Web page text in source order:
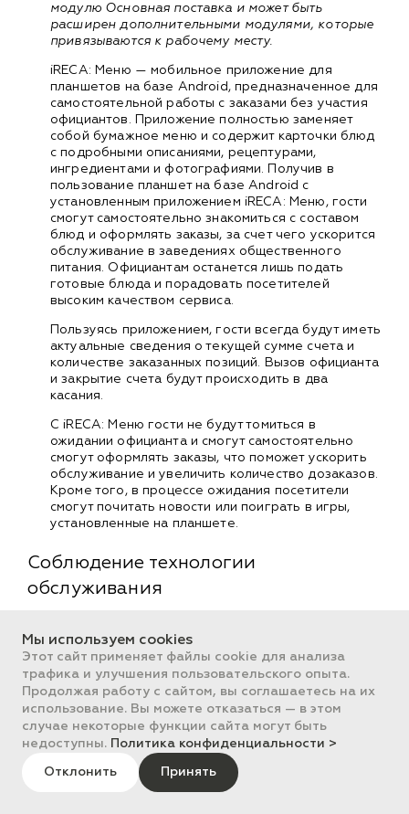
модулю Основная поставка и может быть
расширен дополнительными модулями, которые
привязываются к рабочему месту.
iRECA: Меню — мобильное приложение для
планшетов на базе Android, предназначенное для
самостоятельной работы с заказами без участия
официантов. Приложение полностью заменяет
собой бумажное меню и содержит карточки блюд
с подробными описаниями, рецептурами,
ингредиентами и фотографиями. Получив в
пользование планшет на базе Android с
установленным приложением iRECA: Меню, гости
смогут самостоятельно знакомиться с составом
блюд и оформлять заказы, за счет чего ускорится
обслуживание в заведениях общественного
питания. Официантам останется лишь подать
готовые блюда и порадовать посетителей
высоким качеством сервиса.
Пользуясь приложением, гости всегда будут иметь
актуальные сведения о текущей сумме счета и
количестве заказанных позиций. Вызов официанта
и закрытие счета будут происходить в два
касания.
С iRECA: Меню гости не будут томиться в
ожидании официанта и смогут самостоятельно
смогут оформлять заказы, что поможет ускорить
обслуживание и увеличить количество дозаказов.
Кроме того, в процессе ожидания посетители
смогут почитать новости или поиграть в игры,
установленные на планшете.
Соблюдение технологии
обслуживания
смены
Реализована возможность выполнения так
называемого «регламента» — произвольной внешней
обработки, которая может быть выбрана и
выполняться при каждом открытии/закрытии смены
на рабочем месте. Примерами регламентных
действий могут быть: обновление курсов валют,
загрузка/выгрузка данных, обновление параметров
клиентов и любые другие. Разработку внешней
Мы используем cookies
Этот сайт применяет файлы cookie для анализа
трафика и улучшения пользовательского опыта.
Продолжая работу с сайтом, вы соглашаетесь на их
использование. Вы можете отказаться — в этом
случае некоторые функции сайта могут быть
недоступны. Политика конфиденциальности >
Отклонить Принять